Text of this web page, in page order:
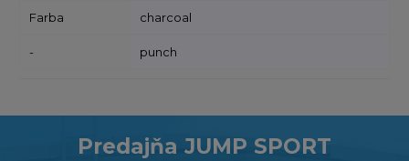
Farba charcoal
- punch
Predajňa JUMP SPORT